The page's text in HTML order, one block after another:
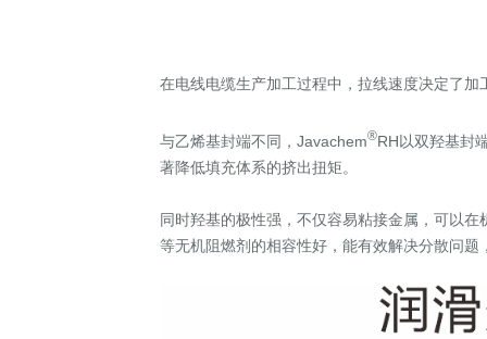
在电线电缆生产加工过程中，拉线速度决定了
与乙烯基封端不同，Javachem®RH以双羟基封
著降低填充体系的挤出扭矩。
同时羟基的极性强，不仅容易粘接金属，可以
等无机阻燃剂的相容性好，能有效解决分散问题